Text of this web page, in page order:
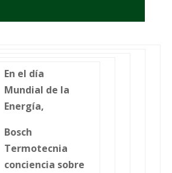
En el día
Mundial de la
Energía,
Bosch
Termotecnia
conciencia sobre